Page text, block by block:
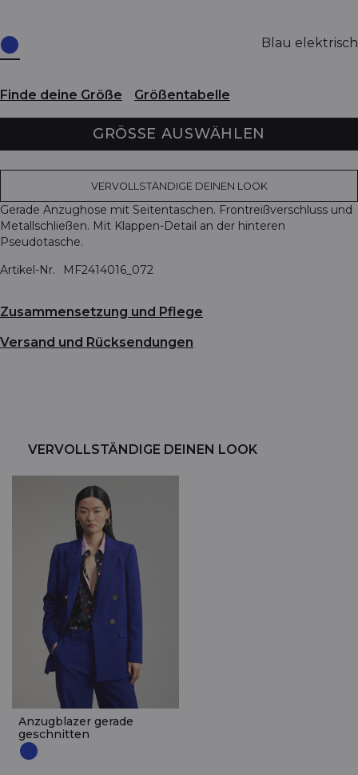
Blau elektrisch
Finde deine Größe Größentabelle
GRÖSSE AUSWÄHLEN
VERVOLLSTÄNDIGE DEINEN LOOK
Gerade Anzughose mit Seitentaschen. Frontreißverschluss und
Metallschließen. Mit Klappen-Detail an der hinteren
Pseudotasche.
Artikel-Nr.
MF2414016_072
Zusammensetzung und Pflege
Versand und Rücksendungen
VERVOLLSTÄNDIGE DEINEN LOOK
Anzugblazer gerade
geschnitten